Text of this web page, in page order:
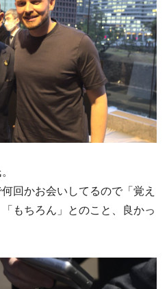
回かお会いしてるので「覚え
もちろん」とのこと、良かっ